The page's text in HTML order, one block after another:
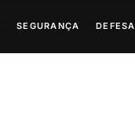
SEGURANÇA DEFESA